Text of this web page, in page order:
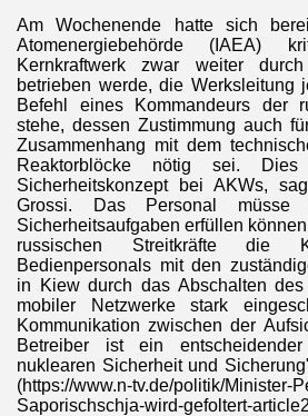
Am Wochenende hatte sich
Atomenergiebehörde (IAEA)
Kernkraftwerk zwar weiter
betrieben werde, die Werksleitung
Befehl eines Kommandeurs der
stehe, dessen Zustimmung auch
Zusammenhang mit dem
Reaktorblöcke nötig sei. Dies
Sicherheitskonzept bei AKWs,
Grossi. Das Personal müsse
Sicherheitsaufgaben erfüllen
russischen Streitkräfte die
Bedienpersonals mit den
in Kiew durch das Abschalten
mobiler Netzwerke stark
Kommunikation zwischen der
Betreiber ist ein
nuklearen Sicherheit und
(https://www.n-tv.de/politik/Minister-
Saporischschja-wird-gefoltert-